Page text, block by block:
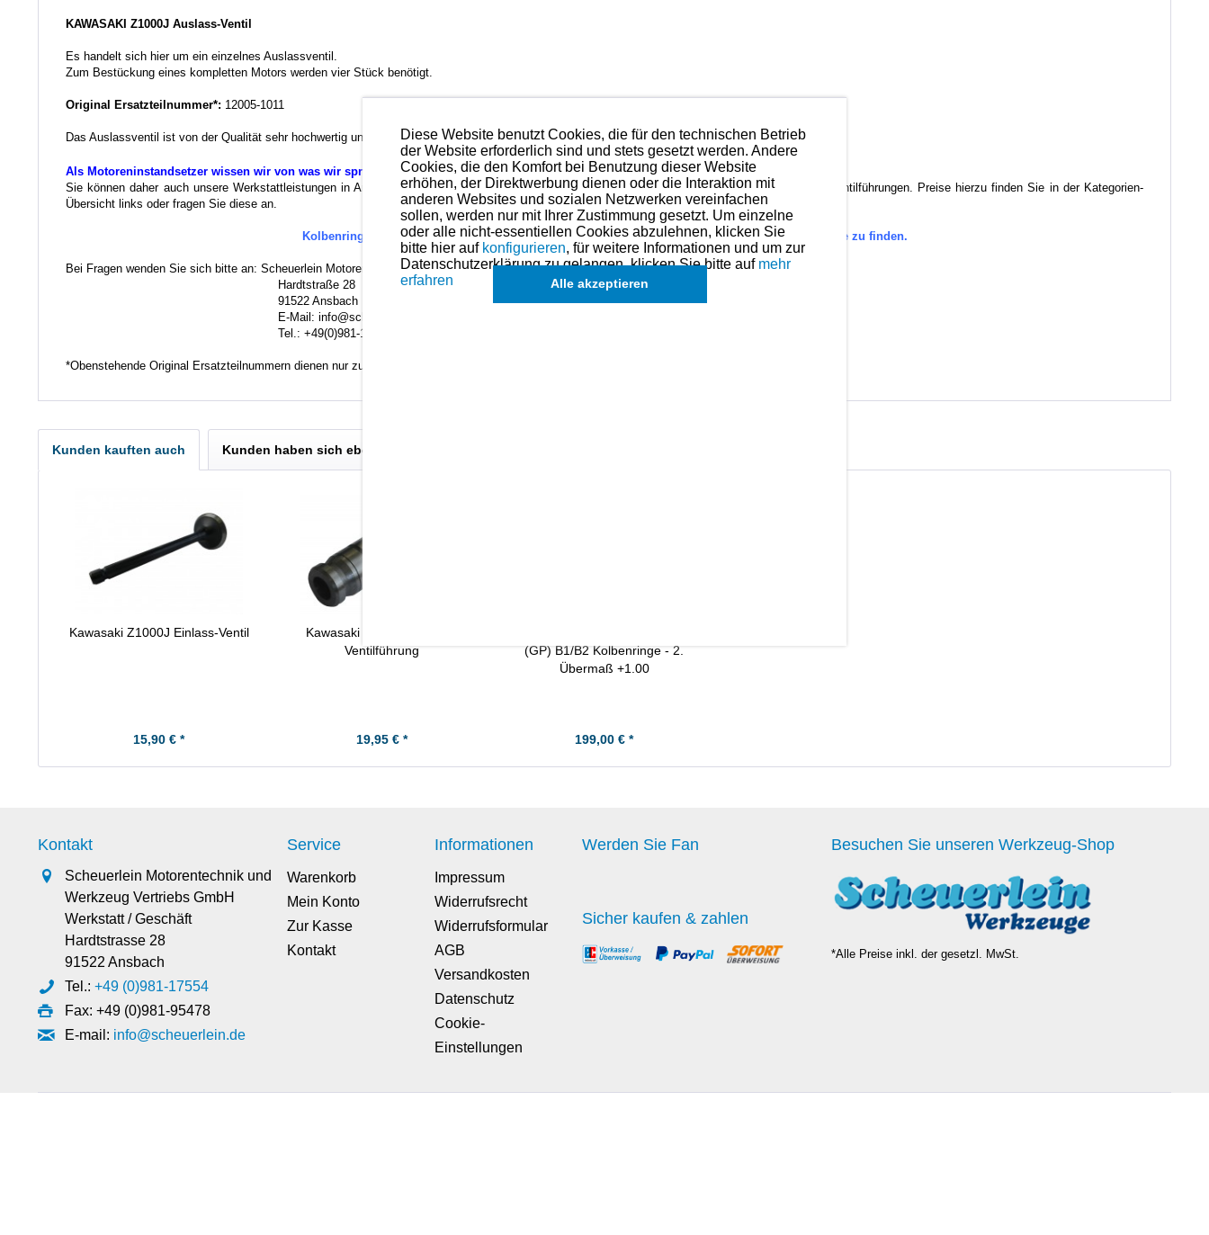
KAWASAKI Z1000J Auslass-Ventil
Es handelt sich hier um ein einzelnes Auslassventil.
Zum Bestückung eines kompletten Motors werden vier Stück benötigt.
Original Ersatzteilnummer*: 12005-1011
Das Auslassventil ist von der Qualität sehr hochwertig und kann bedenkenlos verbaut werden.
Als Motoreninstandsetzer wissen wir von was wir sprechen.
Sie können daher auch unsere Werkstattleistungen in Anspruch nehmen. Wie zum Beistpiel das Fräsen der Ventilsitze oder das Tauschen der Ventilführungen. Preise hierzu finden Sie in der Kategorien-
Übersicht links oder fragen Sie diese an.
Kolbenringe und Kolben für dieses Modell sind (falls vorhanden) in der übergeordneten Kategorie zu finden.
Bei Fragen wenden Sie sich bitte an: Scheuerlein Motorentechnik
Hardtstraße 28
91522 Ansbach
E-Mail: info@scheuerlein.de
Tel.: +49(0)981-17554
*Obenstehende Original Ersatzteilnummern dienen nur zu Vergleichszwecken.
Kunden kauften auch Kunden haben sich ebenfalls angesehen
Kawasaki Z1000J Einlass-Ventil
15,90 € *
Kawasaki Z1000J Auslass-
Ventilführung
19,95 € *
(GP) B1/B2 Kolbenringe - 2.
Übermaß +1.00
199,00 € *
Kontakt
Scheuerlein Motorentechnik und
Werkzeug Vertriebs GmbH
Werkstatt / Geschäft
Hardtstrasse 28
91522 Ansbach
Tel.: +49 (0)981-17554
Fax: +49 (0)981-95478
E-mail: info@scheuerlein.de
Service
Warenkorb
Mein Konto
Zur Kasse
Kontakt
Informationen
Impressum
Widerrufsrecht
Widerrufsformular
AGB
Versandkosten
Datenschutz
Cookie-
Einstellungen
Werden Sie Fan
Sicher kaufen & zahlen
Besuchen Sie unseren Werkzeug-Shop
*Alle Preise inkl. der gesetzl. MwSt.
Diese Website benutzt Cookies, die für den technischen Betrieb
der Website erforderlich sind und stets gesetzt werden. Andere
Cookies, die den Komfort bei Benutzung dieser Website
erhöhen, der Direktwerbung dienen oder die Interaktion mit
anderen Websites und sozialen Netzwerken vereinfachen
sollen, werden nur mit Ihrer Zustimmung gesetzt. Um einzelne
oder alle nicht-essentiellen Cookies abzulehnen, klicken Sie
bitte hier auf konfigurieren, für weitere Informationen und um zur
Datenschutzerklärung zu gelangen, klicken Sie bitte auf mehr
erfahren
Alle akzeptieren